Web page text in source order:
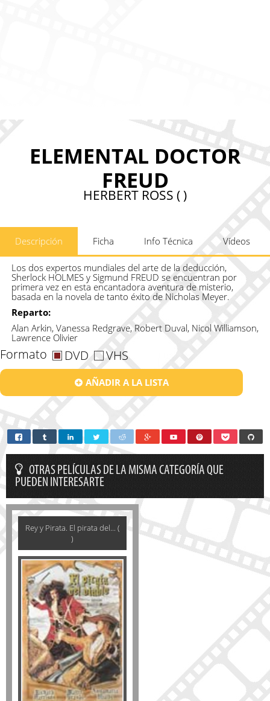
ELEMENTAL DOCTOR
FREUD
HERBERT ROSS ( )
Descripción Ficha Info Técnica Vídeos
Los dos expertos mundiales del arte de la deducción,
Sherlock HOLMES y Sigmund FREUD se encuentran por
primera vez en esta encantadora aventura de misterio,
basada en la novela de tanto éxito de Nicholas Meyer.
Reparto:
Alan Arkin, Vanessa Redgrave, Robert Duval, Nicol Williamson,
Lawrence Olivier
Formato DVD VHS
AÑADIR A LA LISTA
OTRAS PELÍCULAS DE LA MISMA CATEGORÍA QUE
PUEDEN INTERESARTE
Rey y Pirata. El pirata del... (
)